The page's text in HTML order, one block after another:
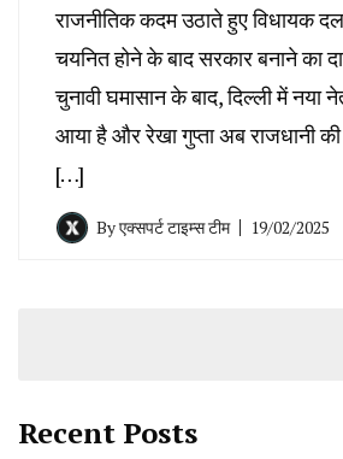
राजनीतिक कदम उठाते हुए विधायक
चयनित होने के बाद सरकार बनाने का
चुनावी घमासान के बाद, दिल्ली में नया
आया है और रेखा गुप्ता अब राजधानी
[…]
Byएक्सपर्ट टाइम्स टीम 19/02/2025
Recent Posts